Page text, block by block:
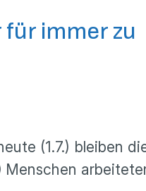
für immer zu
(1.7.) bleiben